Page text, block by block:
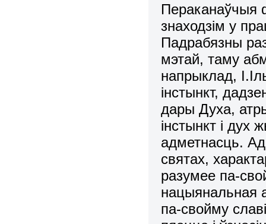
Пераканаўчыя
знаходзiм у
Падрабязны
мэтай, таму
напрыклад,
iнстынкт,
дары Духа,
iнстынкт i дух
адметнасць.
святах,
разумее па-
нацыянальная
па-свойму